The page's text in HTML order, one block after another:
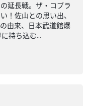
延長戦。ザ・コブラ
！佐山との思い出、
由来、日本武道館爆
持ち込む...